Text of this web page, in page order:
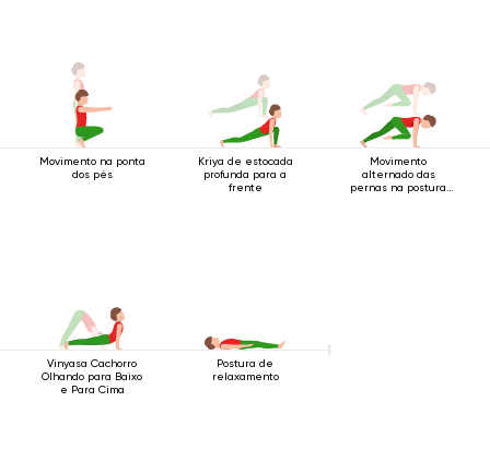
Movimento na ponta
dos pés
Kriya de estocada
profunda para a
frente
Movimento
alternado das
pernas na postura
Vinyasa Cachorro
Olhando para Baixo
e Para Cima
Postura de
relaxamento